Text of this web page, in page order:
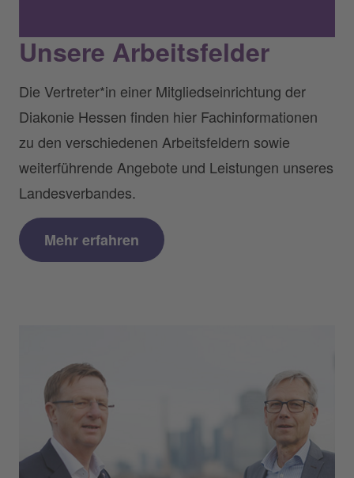
Unsere Arbeitsfelder
Die Vertreter*in einer Mitgliedseinrichtung der
Diakonie Hessen finden hier Fachinformationen
zu den verschiedenen Arbeitsfeldern sowie
weiterführende Angebote und Leistungen unseres
Landesverbandes.
Mehr erfahren